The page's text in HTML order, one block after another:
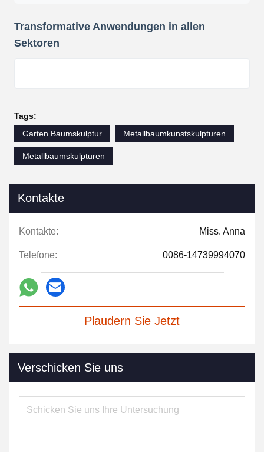
Transformative Anwendungen in allen
Sektoren
Tags:
Garten Baumskulptur
Metallbaumkunstskulpturen
Metallbaumskulpturen
Kontakte
Kontakte: Miss. Anna
Telefone: 0086-14739994070
Plaudern Sie Jetzt
Verschicken Sie uns